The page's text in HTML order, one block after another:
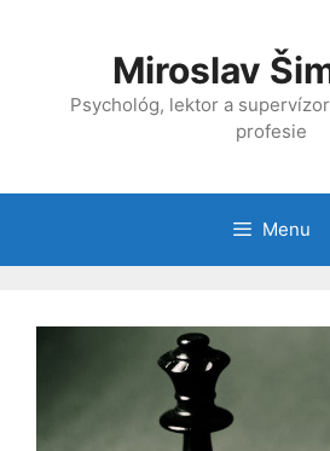
Miroslav
Psychológ, lektor a
profesie
Menu